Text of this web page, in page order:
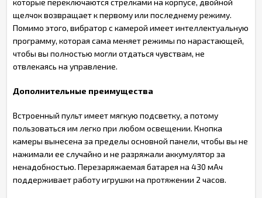
которые переключаются стрелками на корпусе, двойной
щелчок возвращает к первому или последнему режиму.
Помимо этого, вибратор с камерой имеет интеллектуальную
программу, которая сама меняет режимы по нарастающей,
чтобы вы полностью могли отдаться чувствам, не
отвлекаясь на управление.
Дополнительные преимущества
Встроенный пульт имеет мягкую подсветку, а потому
пользоваться им легко при любом освещении. Кнопка
камеры вынесена за пределы основной панели, чтобы вы не
нажимали ее случайно и не разряжали аккумулятор за
ненадобностью. Перезаряжаемая батарея на 430 мАч
поддерживает работу игрушки на протяжении 2 часов.